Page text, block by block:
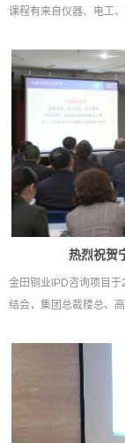
课程有来自仪器、电工
热烈祝贺
金田铜业IPD咨询项目
结会，集团总裁楼总、